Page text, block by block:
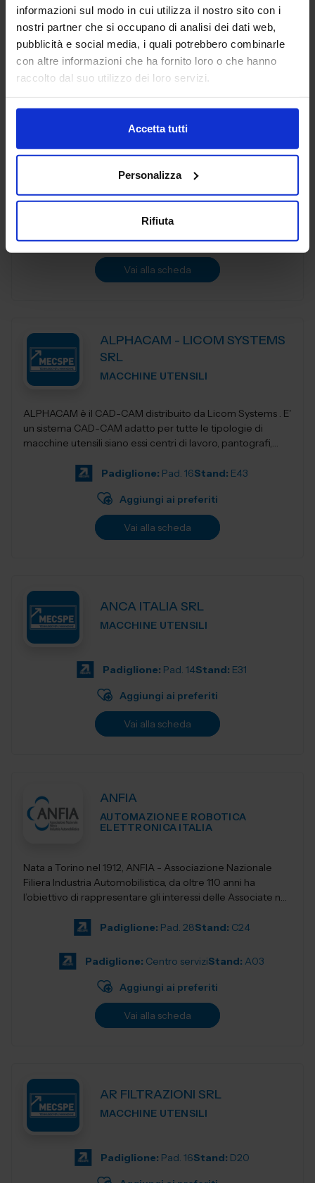
informazioni sul modo in cui utilizza il nostro sito con i
nostri partner che si occupano di analisi dei dati web,
pubblicità e social media, i quali potrebbero combinarle
con altre informazioni che ha fornito loro o che hanno
raccolto dal suo utilizzo dei loro servizi.
Accetta tutti
Personalizza
Rifiuta
Aggiungi ai preferiti
Vai alla scheda
ALGRA SPA
MACCHINE UTENSILI
Padiglione: Pad. 14
Aggiungi ai preferiti
Vai alla scheda
ALPHACAM - LICOM SYSTEMS
SRL
MACCHINE UTENSILI
ALPHACAM è il CAD-CAM distribuito da Licom Systems . E'
un sistema CAD-CAM adatto per tutte le tipologie di
macchine utensili siano essi centri di lavoro, pantografi,
Padiglione: Pad. 16Stand: E43
Aggiungi ai preferiti
Vai alla scheda
ANCA ITALIA SRL
MACCHINE UTENSILI
Padiglione: Pad. 14Stand: E31
Aggiungi ai preferiti
Vai alla scheda
ANFIA
AUTOMAZIONE E ROBOTICA
ELETTRONICA ITALIA
Nata a Torino nel 1912, ANFIA - Associazione Nazionale
Filiera Industria Automobilistica, da oltre 110 anni ha
l’obiettivo di rappresentare gli interessi delle Associate nei
Padiglione: Pad. 28Stand: C24
Padiglione: Centro serviziStand: A03
Aggiungi ai preferiti
Vai alla scheda
AR FILTRAZIONI SRL
MACCHINE UTENSILI
Padiglione: Pad. 16Stand: D20